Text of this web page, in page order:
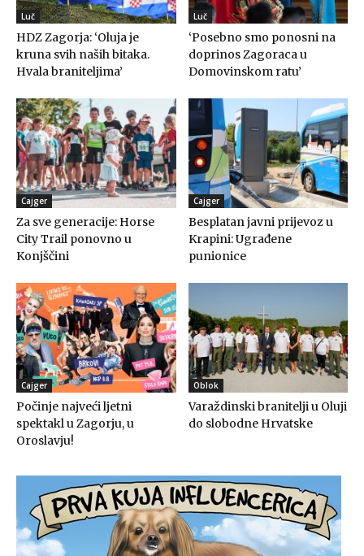
Luč
HDZ Zagorja: ‘Oluja je
kruna svih naših bitaka.
Hvala braniteljima’
Luč
‘Posebno smo ponosni na
doprinos Zagoraca u
Domovinskom ratu’
Cajger
Za sve generacije: Horse
City Trail ponovno u
Konjščini
Cajger
Besplatan javni prijevoz u
Krapini: Ugrađene
punionice
Cajger
Počinje najveći ljetni
spektakl u Zagorju, u
Oroslavju!
Oblok
Varaždinski branitelji u Oluji
do slobodne Hrvatske